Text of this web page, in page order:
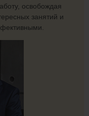
освобождая
занятий и